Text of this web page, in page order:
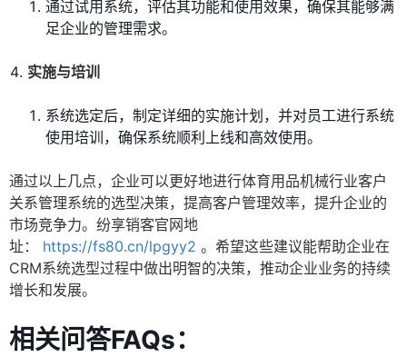
通过试用系统，评估其功能和使用效果，确保其能够满
足企业的管理需求。
实施与培训
系统选定后，制定详细的实施计划，并对员工进行系统
使用培训，确保系统顺利上线和高效使用。
通过以上几点，企业可以更好地进行体育用品机械行业客户
关系管理系统的选型决策，提高客户管理效率，提升企业的
市场竞争力。纷享销客官网地
址：
https://fs80.cn/lpgyy2 。希望这些建议能帮助企业在
CRM系统选型过程中做出明智的决策，推动企业业务的持续
增长和发展。
相关问答FAQs：